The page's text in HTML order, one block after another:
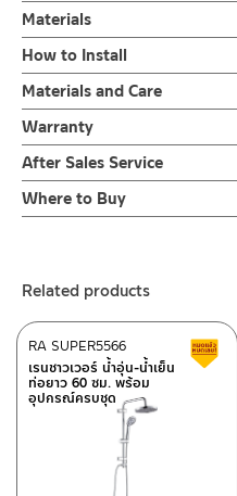
ก๊อกน้ำ ก๊อกน้ำอ่างล้างหน้า ก๊อก
304 สีด้าน ปากก๊อกยาว 12 ซม.
จับเปิด-ปิดแบบปัดขวา ตัวล็อกใ
กร่อน ไม่ขึ้นสนิม รับประกันวาล์ว
ก๊อกน้ำล้างหน้า ก๊อกน้ำล้างมือแบ
สีด้าน ทนทานแข็งแรง ต้านการกั
คราบน้ำ ปากก๊อกยาวทำองศากา
การชำระล้าง น้ำไม่กระเด็นออกนอ
กลาง-ใหญ่ การเปิดน้ำออกแบบ
ประกัน 10 ปี เต็ม
Materials
ตัวก๊อกน้ำ
ผลิตจากสแตนเลส เกรด 304
How to Install
ข้อแนะนำในการติดตั้ง
ฝักบัว และ ชุดสายฉีดชำระ
สำหรับการติดตั้งใหม่ ให้ไล่ฝุ่น เ
ตั้งสินค้า โดยปล่อยน้ำให้ไหลออก
พาเศษละอองต่างๆ ออกจากท่อน้ำ
สินค้าและสร้างความเสียหายได้ ห
จะไม่อยู่ในเงื่อนไขการรับประกัน
Materials and Care
คำแนะนำในการดูแลรักษาผลิตภัณฑ์
1. ไม่ทำสินค้าให้เกิดความเสียหา
ทำตก ไม่งัดหรือโยกสินค้าแรงๆ
2. ทำความสะอาดสินค้าโดยการใ
3. ห้ามใช้สารเคมีที่มีฤทธิ์เป็นกรด
บนตัวสินค้า ซึ่งจะสร้างความเสียห
Warranty
รับประกันไส้วาล์ว ไม่รั่วซึม 10 ปี
After Sales Service
Online Platform
– Email:
After Sales Service Center –
662/61-62 Rama 3 Road,
Where to Buy
– Shopee
–Lazada
–ซื้อสินค้าชิ้นนี้บน Shopee>>
–ซื้อสินค้าชิ้นนี้บน Lazada
ติดต่อพนักงานขาย / Contact
Tel: 02-285-5795
@charnpaiboon.sales
Related products
เรนชาวเวอร์ น้ำอุ่น-น้ำเย็น
ท่อยาว 60 ซม. พร้อม
อุปกรณ์ครบชุด
RA SUPER5566